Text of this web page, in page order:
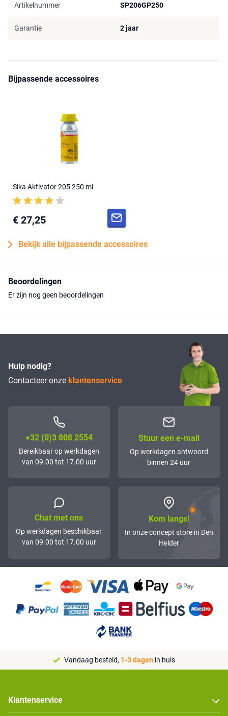
Artikelnummer SP206GP250
Garantie 2 jaar
Bijpassende accessoires
Sika Aktivator 205 250 ml
€ 27,25
Bekijk alle bijpassende accessoires
Beoordelingen
Er zijn nog geen beoordelingen
Hulp nodig?
Contacteer onze klantenservice
+32 (0)3 808 2554
Bereikbaar op werkdagen
van 09.00 tot 17.00 uur
Stuur een e-mail
Op werkdagen antwoord
binnen 24 uur
Chat met ons
Op werkdagen beschikbaar
van 09.00 tot 17.00 uur
Kom langs!
In onze concept store in Den
Helder
Vandaag besteld, 1-3 dagen in huis
Klantenservice